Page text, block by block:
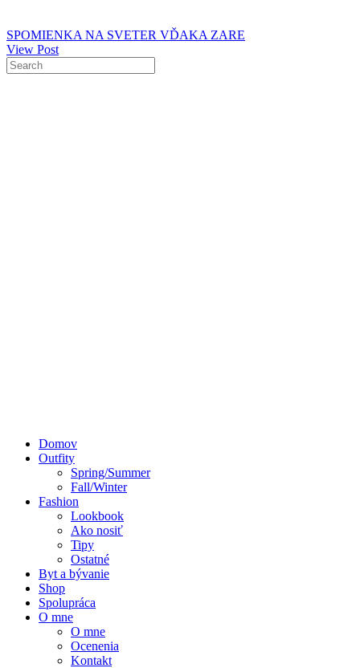
SPOMIENKA NA SVETER VĎAKA ZARE
View Post
Domov
Outfity
Spring/Summer
Fall/Winter
Fashion
Lookbook
Ako nosiť
Tipy
Ostatné
Byt a bývanie
Shop
Spolupráca
O mne
O mne
Ocenenia
Kontakt